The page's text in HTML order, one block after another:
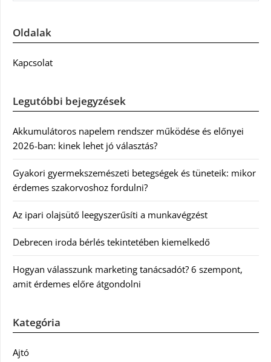
Oldalak
Kapcsolat
Legutóbbi bejegyzések
Akkumulátoros napelem rendszer működése és előnyei
2026-ban: kinek lehet jó választás?
Gyakori gyermekszemészeti betegségek és tüneteik: mikor
érdemes szakorvoshoz fordulni?
Az ipari olajsütő leegyszerűsíti a munkavégzést
Debrecen iroda bérlés tekintetében kiemelkedő
Hogyan válasszunk marketing tanácsadót? 6 szempont,
amit érdemes előre átgondolni
Kategória
Ajtó